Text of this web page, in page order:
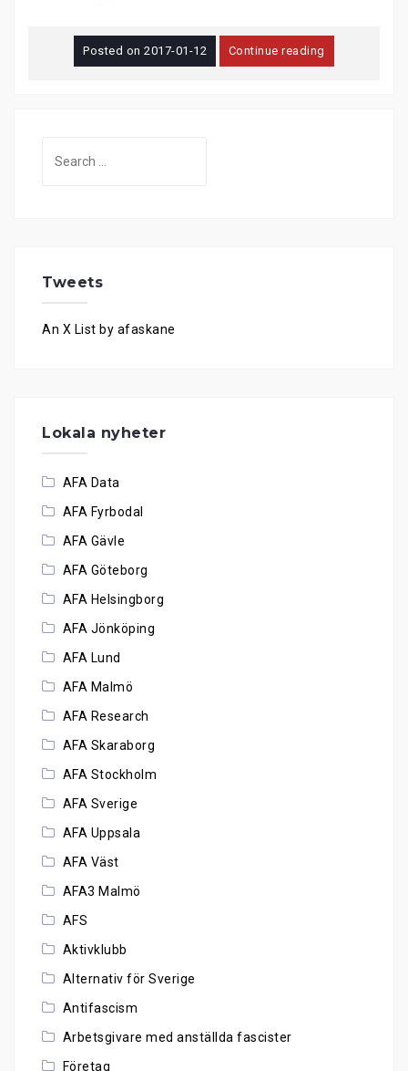
Posted on2017-01-12 Continue reading
Tweets
An X List by afaskane
Lokala nyheter
AFA Data
AFA Fyrbodal
AFA Gävle
AFA Göteborg
AFA Helsingborg
AFA Jönköping
AFA Lund
AFA Malmö
AFA Research
AFA Skaraborg
AFA Stockholm
AFA Sverige
AFA Uppsala
AFA Väst
AFA3 Malmö
AFS
Aktivklubb
Alternativ för Sverige
Antifascism
Arbetsgivare med anställda fascister
Företag